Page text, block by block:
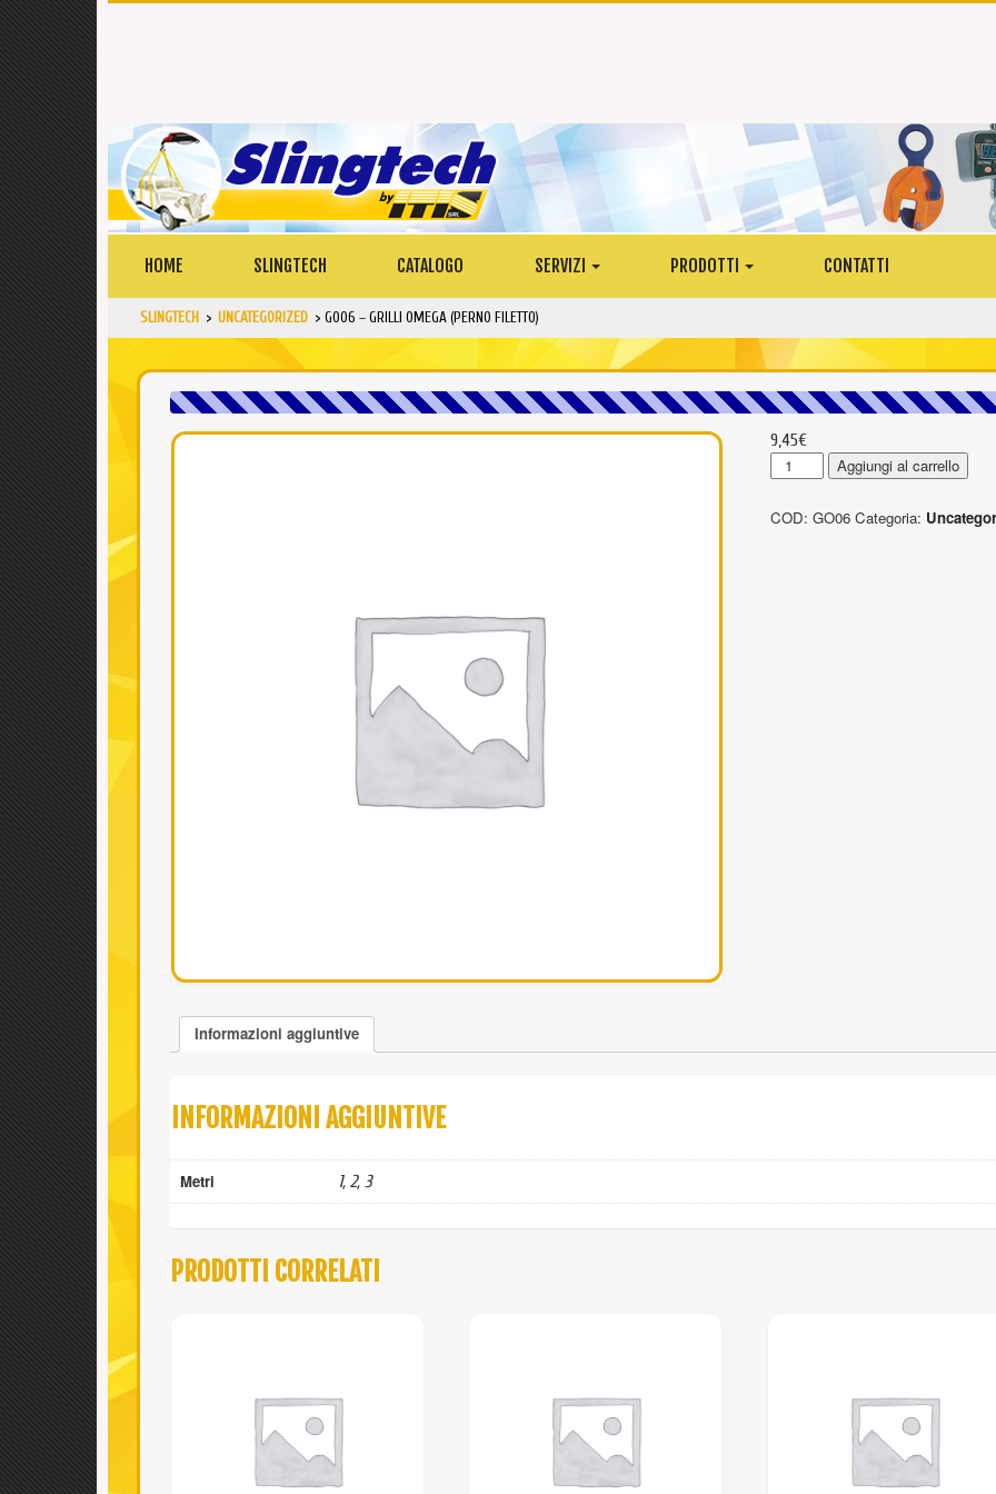
HOME SLINGTECH CATALOGO SERVIZI PRODOTTI CONTATTI
SLINGTECH > UNCATEGORIZED > GO06 – GRILLI OMEGA (PERNO FILETTO)
9,45€
GO06
-
Omega
Aggiungi al carrello
COD: GO06 Categoria:
Informazioni aggiuntive
INFORMAZIONI AGGIUNTIVE
Metri 1, 2, 3
PRODOTTI CORRELATI